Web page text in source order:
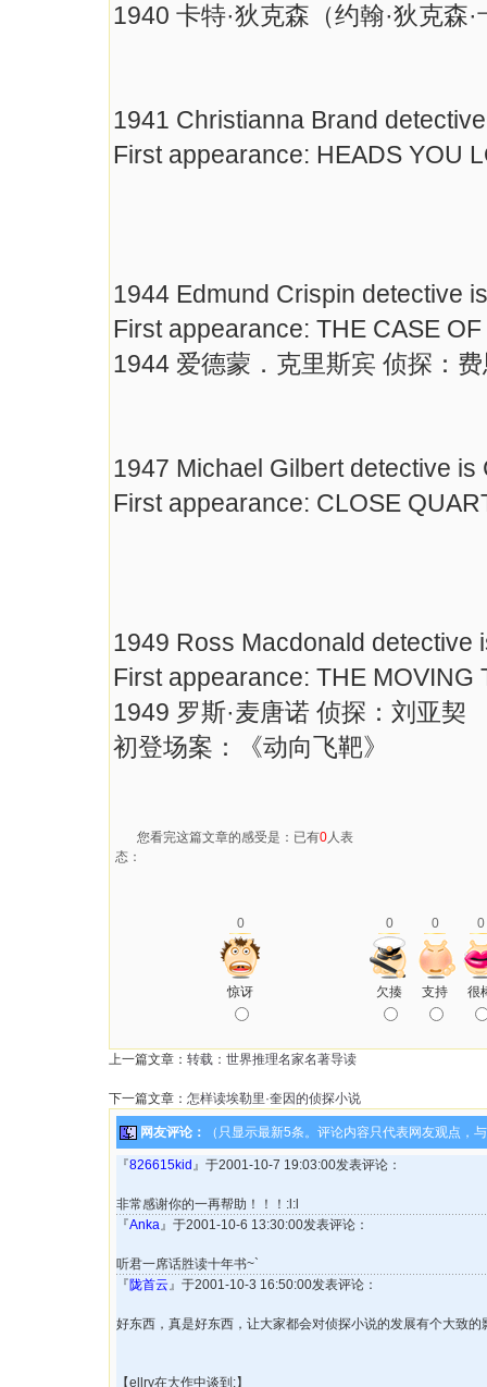
1940 卡特·狄克森（约翰·狄克森
1941 Christianna Brand
First appearance: HEADS YOU
1944 Edmund Crispin detective
First appearance: THE CASE
1944 爱德蒙．克里斯宾 侦探：
1947 Michael Gilbert detective
First appearance: CLOSE
1949 Ross Macdonald detective
First appearance: THE MOVING
1949 罗斯·麦唐诺 侦探：刘亚契
初登场案：《动向飞靶》
您看完这篇文章的感受是：已有0人表
态：
0 0 0 0
惊讶 欠揍 支持 很
上一篇文章： 转载：世界推理名家名著导读
下一篇文章： 怎样读埃勒里·奎因的侦探小说
网友评论： （只显示最新5条。评论内容只代表网友观点，
『826615kid 』于2001-10-7 19:03:00发表评论：
非常感谢你的一再帮助！！！:l:l
『Anka』于2001-10-6 13:30:00发表评论：
听君一席话胜读十年书~`
『陇首云』于2001-10-3 16:50:00发表评论：
好东西，真是好东西，让大家都会对侦探小说的发展有个大致
【ellry在大作中谈到:】